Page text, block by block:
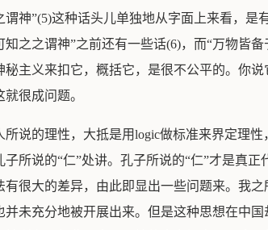
谓神”(5)这种话头儿单独地从字面上来看，
知之之谓神”之前还有一些话(6)，而“万物皆
秘主义来扣它，概括它，是很不公平的。你
很成问题。
所说的理性，大抵是用logic做标准来界定理
子所说的“仁”处讲。孔子所说的“仁”才是真
有很大的差异，由此即显出一些问题来。我
并未充分地被开展出来。但是这种思想在中